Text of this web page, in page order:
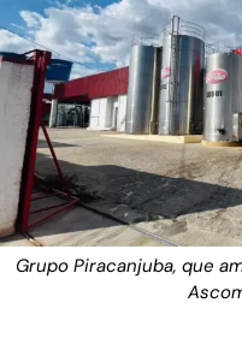
Grupo Piracanjuba, que